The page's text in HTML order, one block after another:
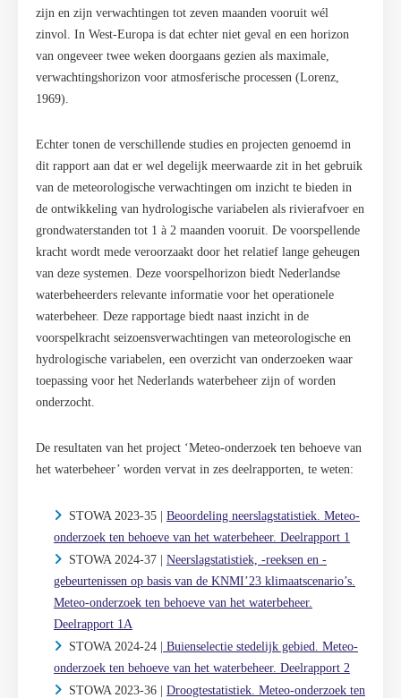
zijn en zijn verwachtingen tot zeven maanden vooruit wél
zinvol. In West-Europa is dat echter niet geval en een horizon
van ongeveer twee weken doorgaans gezien als maximale,
verwachtingshorizon voor atmosferische processen (Lorenz,
1969).
Echter tonen de verschillende studies en projecten genoemd in
dit rapport aan dat er wel degelijk meerwaarde zit in het gebruik
van de meteorologische verwachtingen om inzicht te bieden in
de ontwikkeling van hydrologische variabelen als rivierafvoer en
grondwaterstanden tot 1 à 2 maanden vooruit. De voorspellende
kracht wordt mede veroorzaakt door het relatief lange geheugen
van deze systemen. Deze voorspelhorizon biedt Nederlandse
waterbeheerders relevante informatie voor het operationele
waterbeheer. Deze rapportage biedt naast inzicht in de
voorspelkracht seizoensverwachtingen van meteorologische en
hydrologische variabelen, een overzicht van onderzoeken waar
toepassing voor het Nederlands waterbeheer zijn of worden
onderzocht.
De resultaten van het project ‘Meteo-onderzoek ten behoeve van
het waterbeheer’ worden vervat in zes deelrapporten, te weten:
STOWA 2023-35 | Beoordeling neerslagstatistiek. Meteo-
onderzoek ten behoeve van het waterbeheer. Deelrapport 1
STOWA 2024-37 | Neerslagstatistiek, -reeksen en -
gebeurtenissen op basis van de KNMI’23 klimaatscenario’s.
Meteo-onderzoek ten behoeve van het waterbeheer.
Deelrapport 1A
STOWA 2024-24 |
Buienselectie stedelijk gebied. Meteo-
onderzoek ten behoeve van het waterbeheer. Deelrapport 2
STOWA 2023-36 | Droogtestatistiek. Meteo-onderzoek ten